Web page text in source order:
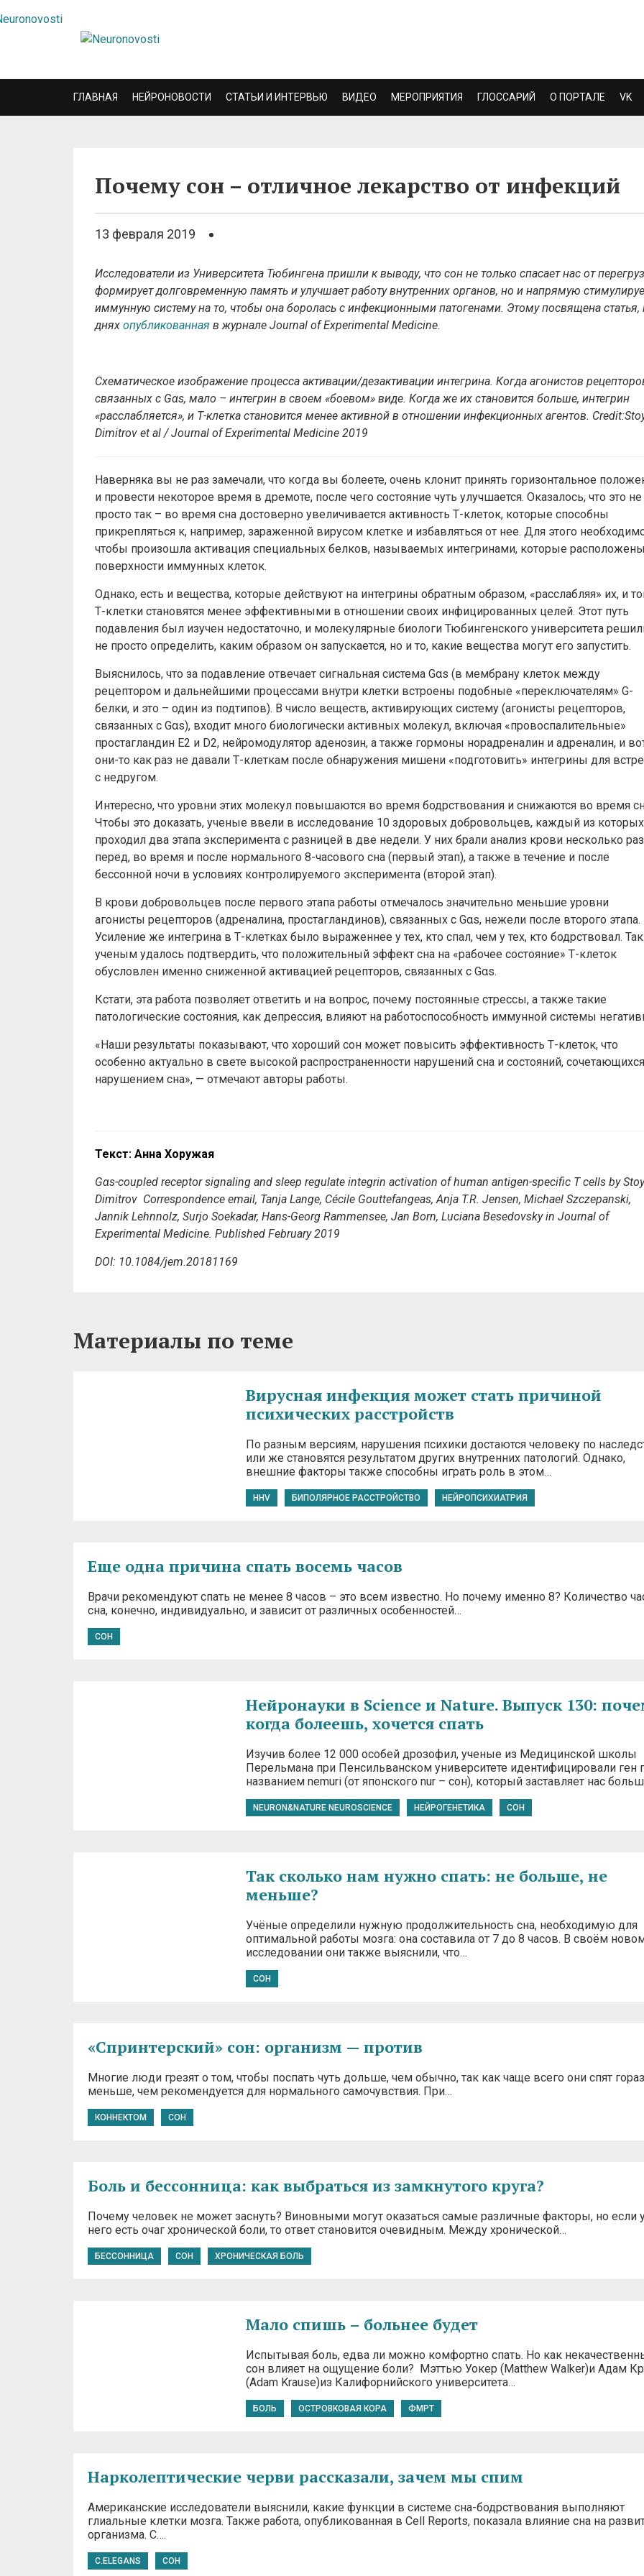
ГЛАВНАЯ НЕЙРОНОВОСТИ СТАТЬИ И ИНТЕРВЬЮ ВИДЕО МЕРОПРИЯТИЯ ГЛОССАРИЙ О ПОРТАЛЕ VK
Почему сон – отличное лекарство от инфекций
13 февраля 2019
Исследователи из Университета Тюбингена пришли к выводу, что сон не только спасает нас от
формирует долговременную память и улучшает работу внутренних органов, но и напрямую
иммунную систему на то, чтобы она боролась с инфекционными патогенами. Этому посвящена статья,
днях опубликованная в журнале Journal of Experimental Medicine.
Схематическое изображение процесса активации/дезактивации интегрина. Когда агонистов
связанных с Gαs, мало – интегрин в своем «боевом» виде. Когда же их становится больше, интегрин
«расслабляется», и Т-клетка становится менее активной в отношении инфекционных агентов. Credit:
Dimitrov et al /Journal of Experimental Medicine 2019
Наверняка вы не раз замечали, что когда вы болеете, очень клонит принять горизонтальное
и провести некоторое время в дремоте, после чего состояние чуть улучшается. Оказалось, что это не
просто так – во время сна достоверно увеличивается активность Т-клеток, которые способны
прикрепляться к, например, зараженной вирусом клетке и избавляться от нее. Для этого
чтобы произошла активация специальных белков, называемых интегринами, которые
поверхности иммунных клеток.
Однако, есть и вещества, которые действуют на интегрины обратным образом, «расслабляя» их, и
Т-клетки становятся менее эффективными в отношении своих инфицированных целей. Этот путь
подавления был изучен недостаточно, и молекулярные биологи Тюбингенского университета
не просто определить, каким образом он запускается, но и то, какие вещества могут его запустить.
Выяснилось, что за подавление отвечает сигнальная система Gαs (в мембрану клеток между
рецептором и дальнейшими процессами внутри клетки встроены подобные «переключателям» G-
белки, и это – один из подтипов). В число веществ, активирующих систему (агонисты рецепторов,
связанных с Gαs), входит много биологически активных молекул, включая «провоспалительные»
простагландин E2 и D2, нейромодулятор аденозин, а также гормоны норадреналин и адреналин, и
они-то как раз не давали Т-клеткам после обнаружения мишени «подготовить» интегрины для
с недругом.
Интересно, что уровни этих молекул повышаются во время бодрствования и снижаются во время
Чтобы это доказать, ученые ввели в исследование 10 здоровых добровольцев, каждый из которых
проходил два этапа эксперимента с разницей в две недели. У них брали анализ крови несколько раз
перед, во время и после нормального 8-часового сна (первый этап), а также в течение и после
бессонной ночи в условиях контролируемого эксперимента (второй этап).
В крови добровольцев после первого этапа работы отмечалось значительно меньшие уровни
агонисты рецепторов (адреналина, простагландинов), связанных с Gαs, нежели после второго этапа.
Усиление же интегрина в Т-клетках было выраженнее у тех, кто спал, чем у тех, кто бодрствовал.
ученым удалось подтвердить, что положительный эффект сна на «рабочее состояние» Т-клеток
обусловлен именно сниженной активацией рецепторов, связанных с Gαs.
Кстати, эта работа позволяет ответить и на вопрос, почему постоянные стрессы, а также такие
патологические состояния, как депрессия, влияют на работоспособность иммунной системы
«Наши результаты показывают, что хороший сон может повысить эффективность Т-клеток, что
особенно актуально в свете высокой распространенности нарушений сна и состояний,
нарушением сна», — отмечают авторы работы.
Текст: Анна Хоружая
Gαs-coupled receptor signaling and sleep regulate integrin activation of human antigen-specific T cells by
Dimitrov Correspondence email, Tanja Lange, Cécile Gouttefangeas, Anja T.R. Jensen, Michael Szczepanski,
Jannik Lehnnolz, Surjo Soekadar, Hans-Georg Rammensee, Jan Born, Luciana Besedovsky in Journal of
Experimental Medicine. Published February 2019
DOI: 10.1084/jem.20181169
Материалы по теме
Вирусная инфекция может стать причиной
психических расстройств
По разным версиям, нарушения психики достаются человеку по
или же становятся результатом других внутренних патологий. Однако,
внешние факторы также способны играть роль в этом…
HHV БИПОЛЯРНОЕ РАССТРОЙСТВО НЕЙРОПСИХИАТРИЯ
Еще одна причина спать восемь часов
Врачи рекомендуют спать не менее 8 часов – это всем известно. Но почему именно 8? Количество
сна, конечно, индивидуально, и зависит от различных особенностей…
СОН
Нейронауки в Science и Nature. Выпуск 130:
когда болеешь, хочется спать
Изучив более 12 000 особей дрозофил, ученые из Медицинской школы
Перельмана при Пенсильванском университете идентифицировали ген
названием nemuri (от японского nur – сон), который заставляет нас
NEURON&NATURE NEUROSCIENCE НЕЙРОГЕНЕТИКА СОН
Так сколько нам нужно спать: не больше, не
меньше?
Учёные определили нужную продолжительность сна, необходимую для
оптимальной работы мозга: она составила от 7 до 8 часов. В своём
исследовании они также выяснили, что…
СОН
«Спринтерский» сон: организм — против
Многие люди грезят о том, чтобы поспать чуть дольше, чем обычно, так как чаще всего они спят
меньше, чем рекомендуется для нормального самочувствия. При…
КОННЕКТОМ СОН
Боль и бессонница: как выбраться из замкнутого круга?
Почему человек не может заснуть? Виновными могут оказаться самые различные факторы, но если
него есть очаг хронической боли, то ответ становится очевидным. Между хронической…
БЕССОННИЦА СОН ХРОНИЧЕСКАЯ БОЛЬ
Мало спишь – больнее будет
Испытывая боль, едва ли можно комфортно спать. Но как
сон влияет на ощущение боли? Мэттью Уокер (Matthew Walker)и Адам
(Adam Krause)из Калифорнийского университета…
БОЛЬ ОСТРОВКОВАЯ КОРА ФМРТ
Нарколептические черви рассказали, зачем мы спим
Американские исследователи выяснили, какие функции в системе сна-бодрствования выполняют
глиальные клетки мозга. Также работа, опубликованная в Cell Reports, показала влияние сна на
организма. C….
C.ELEGANS СОН